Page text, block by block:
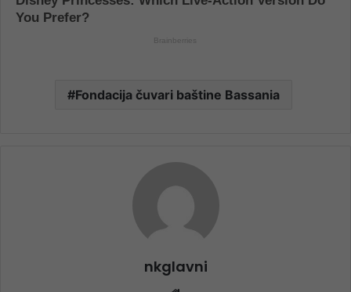
Fondacija čuvari baštine Bassania
nkglavni